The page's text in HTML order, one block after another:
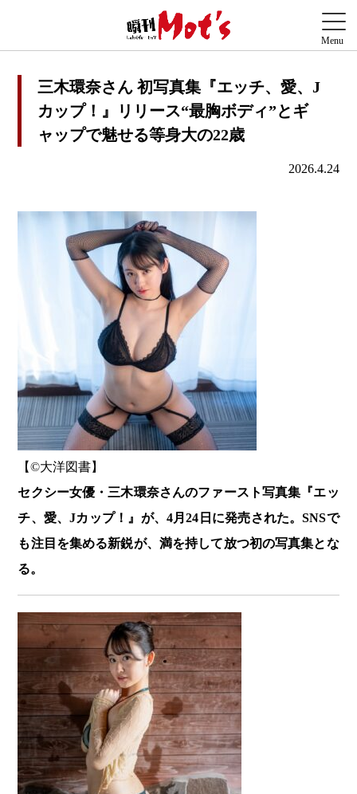
三木環奈さん 初写真集『エッチ、愛、J
カップ！』リリース“最胸ボディ”とギ
ャップで魅せる等身大の22歳
2026.4.24
【©️大洋図書】
セクシー女優・三木環奈さんのファースト写真集『エッ
チ、愛、Jカップ！』が、4月24日に発売された。SNSで
も注目を集める新鋭が、満を持して放つ初の写真集とな
る。